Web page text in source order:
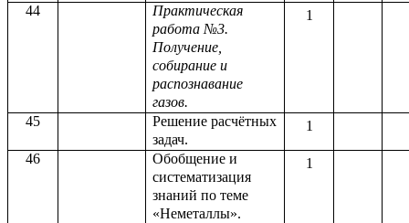
44
Практическая
работа №3.
Получение,
собирание и
распознавание
газов.
1
45
Решение расчётных
задач.
1
46
Обобщение и
систематизация
знаний по теме
«Неметаллы».
1